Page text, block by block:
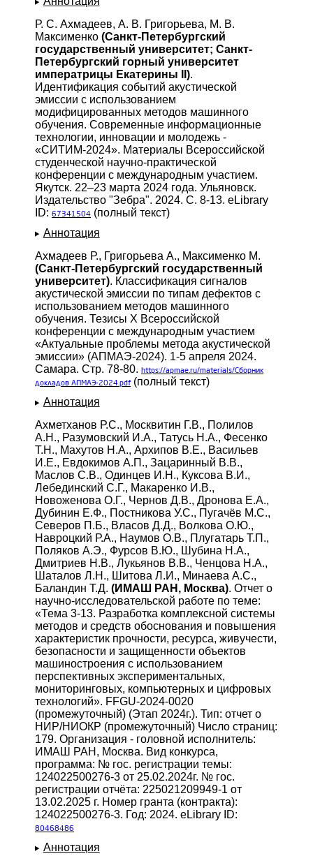
Р. С. Ахмадеев, А. В. Григорьева, М. В.
Максименко (Санкт-Петербургский
государственный университет; Санкт-
Петербургский горный университет
императрицы Екатерины II).
Идентификация событий акустической
эмиссии с использованием
модифицированных методов машинного
обучения. Современные информационные
технологии, инновации и молодежь -
«СИТИМ-2024». Материалы Всероссийской
студенческой научно-практической
конференции с международным участием.
Якутск. 22–23 марта 2024 года. Ульяновск.
Издательство "Зебра". 2024. С. 8-13. eLibrary
ID: 67341504 (полный текст)
Аннотация
Ахмадеев Р., Григорьева А., Максименко М.
(Санкт-Петербургский государственный
университет). Классификация сигналов
акустической эмиссии по типам дефектов с
использованием методов машинного
обучения. Тезисы X Всероссийской
конференции с международным участием
«Актуальные проблемы метода акустической
эмиссии» (АПМАЭ-2024). 1-5 апреля 2024.
Самара. Стр. 78-80. https://apmae.ru/materials/Сборник
докладов АПМАЭ-2024.pdf (полный текст)
Аннотация
Ахметханов Р.С., Москвитин Г.В., Полилов
А.Н., Разумовский И.А., Татусь Н.А., Фесенко
Т.Н., Махутов Н.А., Архипов В.Е., Васильев
И.Е., Евдокимов А.П., Зацаринный В.В.,
Маслов С.В., Одинцев И.Н., Куксова В.И.,
Лебединский С.Г., Макаренко И.В.,
Новоженова О.Г., Чернов Д.В., Дронова Е.А.,
Дубинин Е.Ф., Постникова У.С., Пугачёв М.С.,
Северов П.Б., Власов Д.Д., Волкова О.Ю.,
Навроцкий Р.А., Наумов О.В., Плугатарь Т.П.,
Поляков А.Э., Фурсов В.Ю., Шубина Н.А.,
Дмитриев Н.В., Лукьянов В.В., Ченцова Н.А.,
Шаталов Л.Н., Шитова Л.И., Минаева А.С.,
Баландин Т.Д. (ИМАШ РАН, Москва). Отчет о
научно-исследовательской работе по теме:
«Тема 3-13. Разработка комплексной системы
методов и средств обоснования и повышения
характеристик прочности, ресурса, живучести,
безопасности и защищенности объектов
машиностроения с использованием
перспективных экспериментальных,
мониторинговых, компьютерных и цифровых
технологий». FFGU-2024-0020
(промежуточный) (Этап 2024г.). Тип: отчет о
НИР/НИОКР (промежуточный) Число страниц:
179. Организация - головной исполнитель:
ИМАШ РАН, Москва. Вид конкурса,
программа: № гос. регистрации темы:
124022500276-3 от 25.02.2024г. № гос.
регистрации отчёта: 225021209949-1 от
13.02.2025 г. Номер гранта (контракта):
124022500276-3. Год: 2024. eLibrary ID:
80468486
Аннотация